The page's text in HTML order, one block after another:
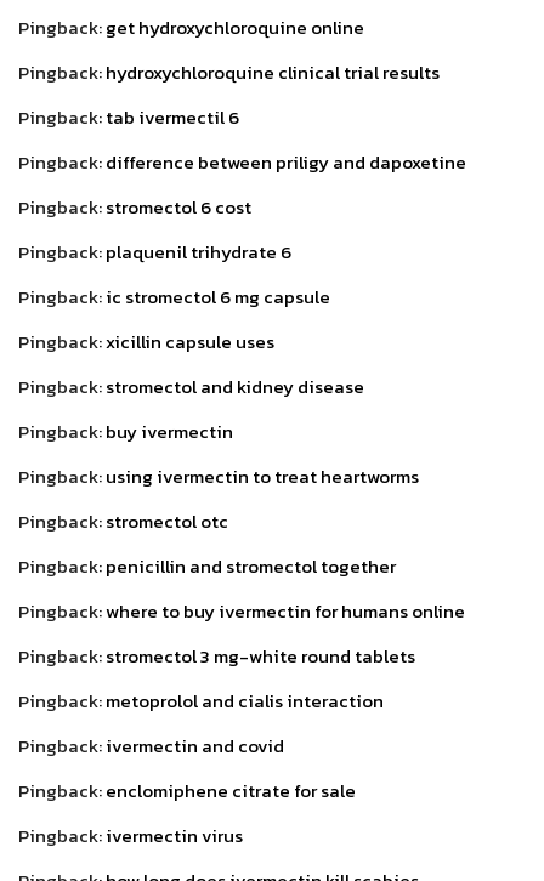
Pingback:get hydroxychloroquine online
Pingback:hydroxychloroquine clinical trial results
Pingback:tab ivermectil 6
Pingback:difference between priligy and dapoxetine
Pingback:stromectol 6 cost
Pingback:plaquenil trihydrate 6
Pingback:ic stromectol 6 mg capsule
Pingback:xicillin capsule uses
Pingback:stromectol and kidney disease
Pingback:buy ivermectin
Pingback:using ivermectin to treat heartworms
Pingback:stromectol otc
Pingback:penicillin and stromectol together
Pingback:where to buy ivermectin for humans online
Pingback:stromectol 3 mg-white round tablets
Pingback:metoprolol and cialis interaction
Pingback:ivermectin and covid
Pingback:enclomiphene citrate for sale
Pingback:ivermectin virus